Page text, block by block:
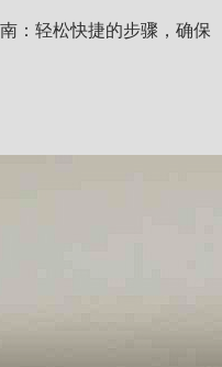
：轻松快捷的步骤，确保